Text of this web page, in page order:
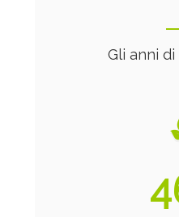
Gli anni